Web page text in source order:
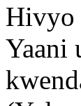
Hivyo
Yaani